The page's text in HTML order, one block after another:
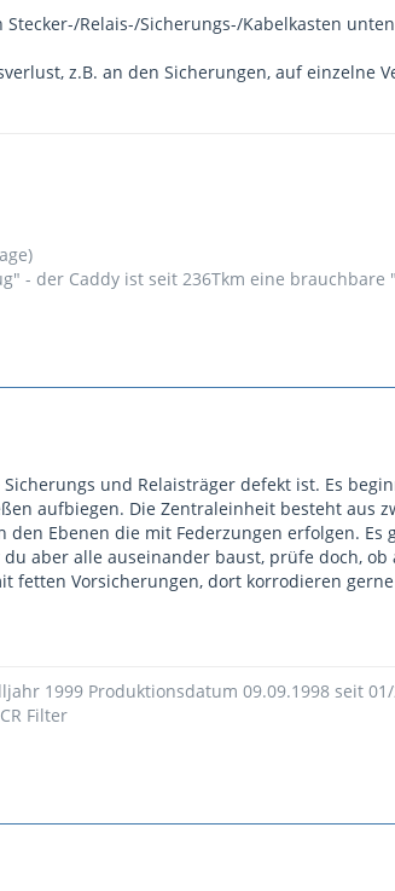
Relais-/Sicherungs-/Kabelkasten
z.B. an den Sicherungen, auf einzelne
- der Caddy ist seit 236Tkm eine brauchbare
und Relaisträger defekt ist. Es
aufbiegen. Die Zentraleinheit besteht aus
Ebenen die mit Federzungen erfolgen.
aber alle auseinander baust, prüfe doch,
fetten Vorsicherungen, dort korrodieren
1999 Produktionsdatum 09.09.1998 seit
Filter